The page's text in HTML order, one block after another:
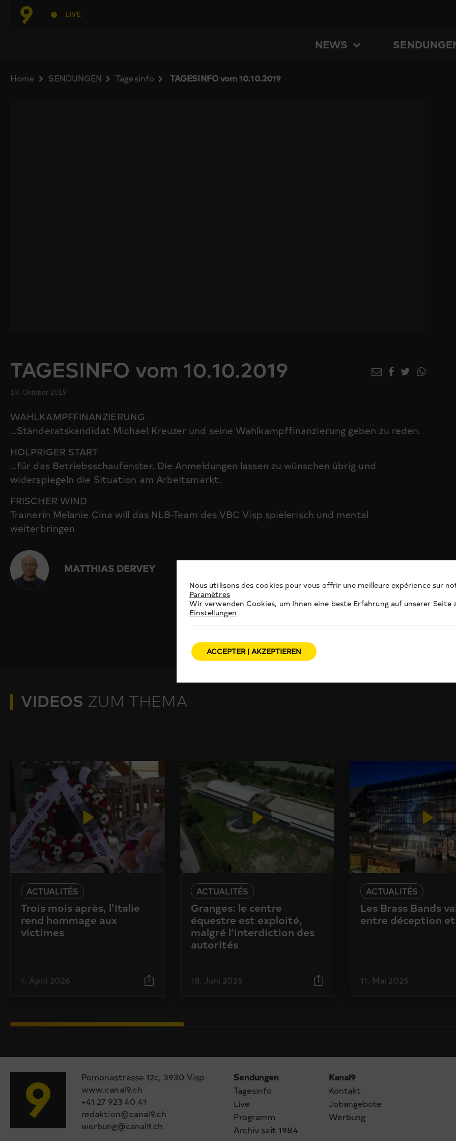
LIVE
NEWS
Home SENDUNGEN Tagesinfo TAGESINFO vom 10.10.2019
TAGESINFO vom 10.10.2019
10. Oktober 2019
WAHLKAMPFFINANZIERUNG
…Ständeratskandidat Michael Kreuzer und seine Wahlkampffinanzierung geben zu reden.
HOLPRIGER START
…für das Betriebsschaufenster. Die Anmeldungen lassen zu wünschen übrig und
widerspiegeln die Situation am Arbeitsmarkt.
FRISCHER WIND
Trainerin Melanie Cina will das NLB-Team des VBC Visp spielerisch und mental
weiterbringen
MATTHIAS DERVEY
VIDEOS ZUM THEMA
ACTUALITÉS
Trois mois après, l’Italie
rend hommage aux
victimes
1. April 2026
ACTUALITÉS
Granges: le centre
équestre est exploité,
malgré l’interdiction des
autorités
18. Juni 2025
ACTUALITÉS
Les Brass Bands
entre déception
11. Mai 2025
Pomonastrasse 12c, 3930 Visp
www.canal9.ch
+41 27 923 40 41
redaktion@canal9.ch
werbung@canal9.ch
Sendungen
Tagesinfo
Live
Programm
Archiv seit 1984
Kanal9
Kontakt
Jobangebote
Werbung
Nous utilisons des cookies pour vous offrir une meilleure expérience sur
Paramètres
Wir verwenden Cookies, um Ihnen eine beste Erfahrung auf unserer Seite
Einstellungen
ACCEPTER | AKZEPTIEREN